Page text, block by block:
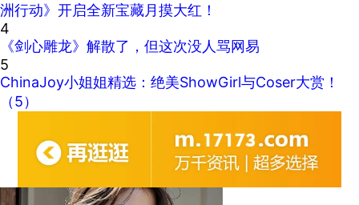
洲行动》开启全新宝藏月摸大红！
4
《剑心雕龙》解散了，但这次没人骂网易
5
ChinaJoy小姐姐精选：绝美ShowGirl与Coser大赏！
（5）